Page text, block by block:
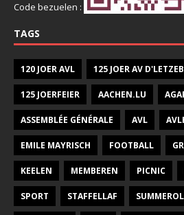
Code bezuelen :
TAGS
120 JOER AVL 125 JOER AV
125 JOERFEIER AACHEN.LU
ASSEMBLÉE GÉNÉRALE AVL
EMILE MAYRISCH FOOTBALL
KEELEN MEMBEREN PICNIC
SPORT STAFFELLAF